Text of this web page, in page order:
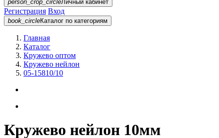
person_crop_circleЛичный кабинет
Регистрация Вход
book_circleКаталог по категориям
Главная
Каталог
Кружево оптом
Кружево нейлон
05-15810/10
Кружево нейлон 10мм